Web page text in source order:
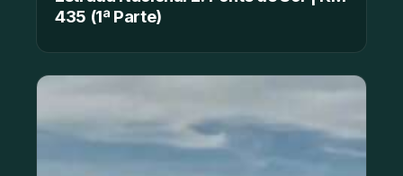
435 (1ª Parte)